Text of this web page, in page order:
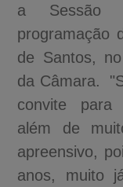
a Sessão
programação
de Santos,
da Câmara.
convite para
além de
apreensivo,
anos, muito